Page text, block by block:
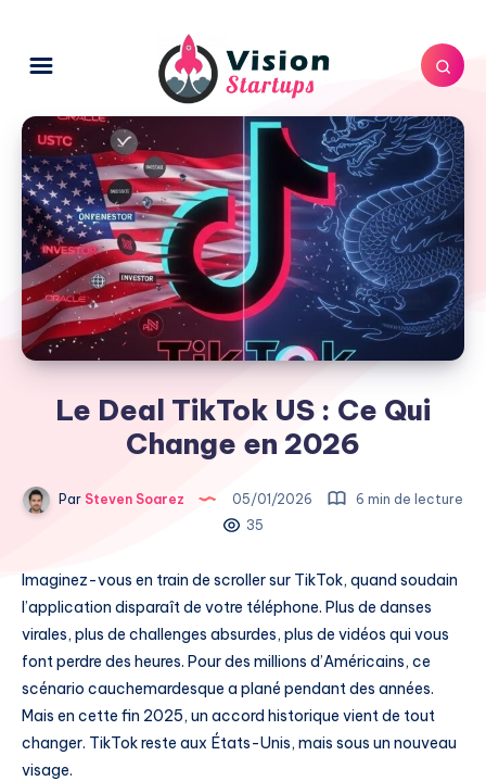
Le Deal TikTok US : Ce Qui
Change en 2026
Par Steven Soarez 05/01/2026
6 min de lecture
35
Imaginez-vous en train de scroller sur TikTok, quand soudain
l’application disparaît de votre téléphone. Plus de danses
virales, plus de challenges absurdes, plus de vidéos qui vous
font perdre des heures. Pour des millions d’Américains, ce
scénario cauchemardesque a plané pendant des années.
Mais en cette fin 2025, un accord historique vient de tout
changer. TikTok reste aux États-Unis, mais sous un nouveau
visage.